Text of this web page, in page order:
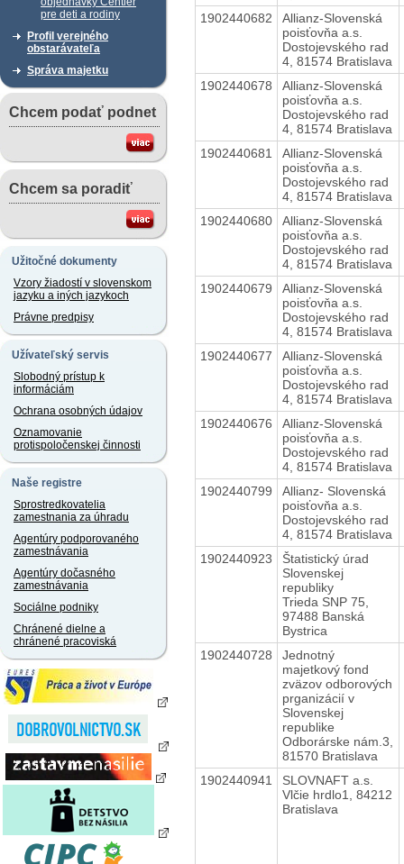
pre deti a rodiny
Profil verejného
obstarávateľa
Správa majetku
Chcem podať podnet
Chcem sa poradiť
Užitočné dokumenty
Vzory žiadostí v slovenskom
jazyku a iných jazykoch
Právne predpisy
Užívateľský servis
Slobodný prístup k
informáciám
Ochrana osobných údajov
Oznamovanie
protispoločenskej činnosti
Naše registre
Sprostredkovatelia
zamestnania za úhradu
Agentúry podporovaného
zamestnávania
Agentúry dočasného
zamestnávania
Sociálne podniky
Chránené dielne a
chránené pracoviská
1902440682
Allianz-Slovenská
poisťovňa a.s.
Dostojevského rad
4, 81574 Bratislava
1902440678
Allianz-Slovenská
poisťovňa a.s.
Dostojevského rad
4, 81574 Bratislava
1902440681
Allianz-Slovenská
poisťovňa a.s.
Dostojevského rad
4, 81574 Bratislava
1902440680
Allianz-Slovenská
poisťovňa a.s.
Dostojevského rad
4, 81574 Bratislava
1902440679
Allianz-Slovenská
poisťovňa a.s.
Dostojevského rad
4, 81574 Bratislava
1902440677
Allianz-Slovenská
poisťovňa a.s.
Dostojevského rad
4, 81574 Bratislava
1902440676
Allianz-Slovenská
poisťovňa a.s.
Dostojevského rad
4, 81574 Bratislava
1902440799
Allianz- Slovenská
poisťovňa a.s.
Dostojevského rad
4, 81574 Bratislava
1902440923
Štatistický úrad
Slovenskej
republiky
Trieda SNP 75,
97488 Banská
Bystrica
1902440728
Jednotný
majetkový fond
zväzov odborových
prganizácií v
Slovenskej
republike
Odborárske nám.3,
81570 Bratislava
1902440941
SLOVNAFT a.s.
Vlčie hrdlo1, 84212
Bratislava